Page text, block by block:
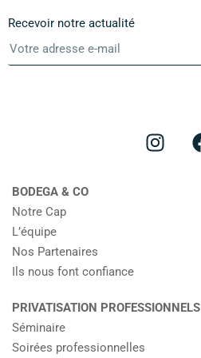
Recevoir notre actualité
BODEGA & CO
Notre Cap
L’équipe
Nos Partenaires
Ils nous font confiance
PRIVATISATION PROFESSIONNELS
Séminaire
Soirées professionnelles